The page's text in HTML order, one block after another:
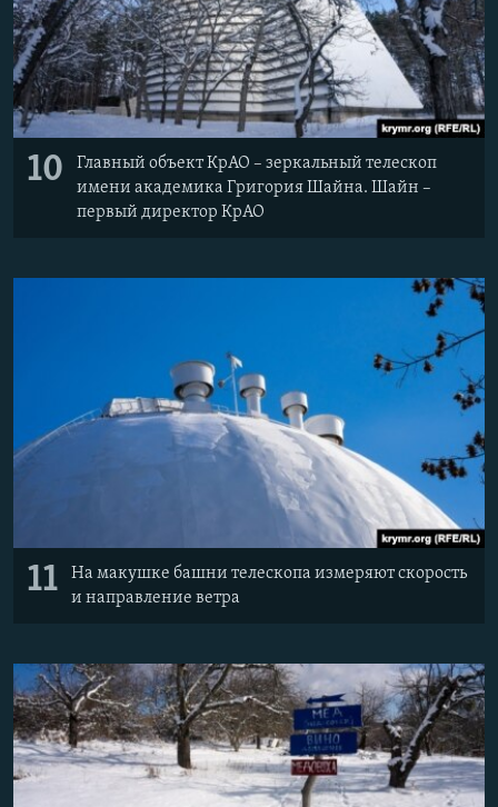
10
Главный объект КрАО – зеркальный телескоп
имени академика Григория Шайна. Шайн –
первый директор КрАО
11
На макушке башни телескопа измеряют скорость
и направление ветра